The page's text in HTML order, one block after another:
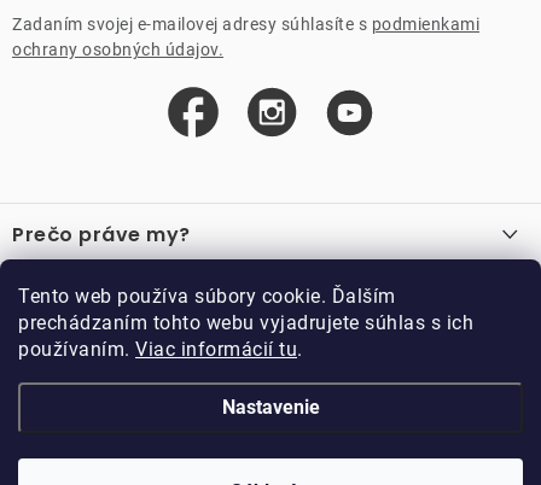
Tento web používa súbory cookie. Ďalším
prechádzaním tohto webu vyjadrujete súhlas s ich
používaním. Viac informácií tu.
Nastavenie
Zadaním svojej e-mailovej adresy súhlasíte s podmienkami
ochrany osobných údajov.
á
p
ä
Prečo práve my?
Recenzie
Akcie
Důležité odkazy
Velkoobchod
Vzorková prodejna
Kariéra
O nákupe
Obchodné podmienky
Podmienky vernostného programu
Doppler CZ spol. s.r.o.,